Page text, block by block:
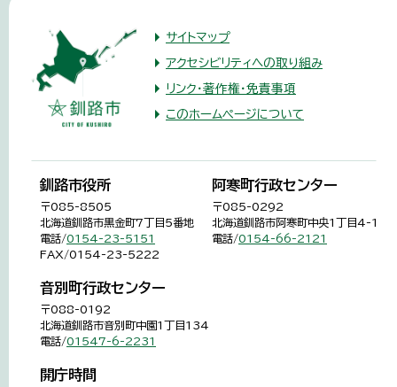
サイトマップ
アクセシビリティへの取り組み
リンク・著作権・免責事項
このホームページについて
釧路市役所
〒085-8505
北海道釧路市黒金町7丁目5番地
電話/0154-23-5151
FAX/0154-23-5222
阿寒町行政センター
〒085-0292
北海道釧路市阿寒町中央1丁目4-1
電話/0154-66-2121
音別町行政センター
〒088-0192
北海道釧路市音別町中園1丁目134
電話/01547-6-2231
開庁時間